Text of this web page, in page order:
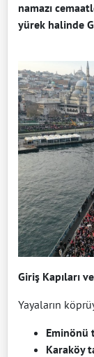
namazı
yürek halinde
Giriş Kapıları
Yayaların
Eminönü
Karaköy